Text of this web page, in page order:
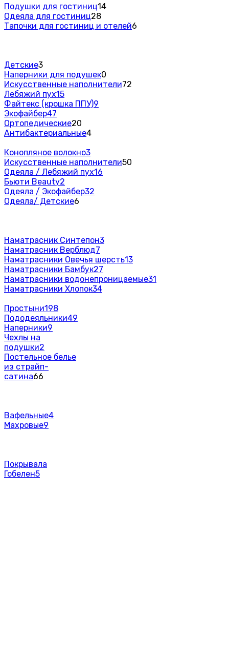
Подушки для гостиниц14
Одеяла для гостиниц28
Тапочки для гостиниц и отелей6
Детские3
Наперники для подушек0
Искусственные наполнители72
Лебяжий пух15
Файтекс (крошка ППУ)9
Экофайбер47
Ортопедические20
Антибактериальные4
Конопляное волокно3
Искусственные наполнители50
Одеяла / Лебяжий пух16
Бьюти Beauty2
Одеяла / Экофайбер32
Одеяла/ Детские6
Наматрасник Синтепон3
Наматрасник Верблюд7
Наматрасники Овечья шерсть13
Наматрасники Бамбук27
Наматрасники водонепроницаемые31
Наматрасники Хлопок34
Простыни198
Пододеяльники49
Наперники9
Чехлы на
подушки2
Постельное белье
из страйп-
сатина66
Вафельные4
Махровые9
Покрывала
Гобелен5